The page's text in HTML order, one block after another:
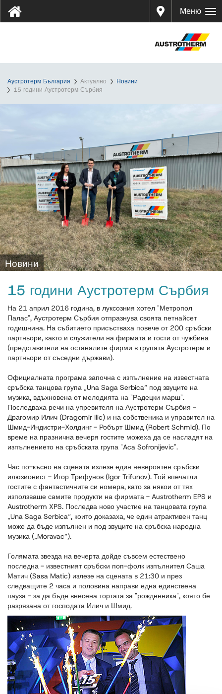
Дистр
ибуто
Меню
Аустротерм България Актуално
Новини
15 години Аустротерм Сърбия
Новини
15 години Аустротерм Сърбия
На 21 април 2016 година, в луксозния хотел "Метропол
Палас", Аустротерм Сърбия отпразнува своята петнайсет
годишнина. На събитието присъстваха повече от 200 сръбски
партньори, както и служители на фирмата и гости от чужбина
(представители на останалите фирми в групата Аустротерм и
партньори от съседни държави).
Официалната програма започна с изпълнение на известната
сръбска танцова група „Una Saga Serbica“ под звуците на
музика, вдъхновена от мелодията на "Радецки марш".
Последваха речи на упревителя на Аустротерм Сърбия -
Драгомир Илич (Dragomir Ilic) и на собственика и управител на
Шмид-Индистри-Холдинг - Робърт Шмид (Robert Schmid). По
време на празнична вечеря гостите можеха да се насладят на
изпълнението на сръбската група "Aca Sofronijevic".
Час по-късно на сцената излезе един невероятен сръбски
илюзионист - Игор Трифунов (Igor Trifunov). Той впечатли
гостите с фантастичните си номера, като за някои от тях
използваше самите продукти на фирмата - Austrotherm EPS и
Austrotherm XPS. Последва ново участие на танцовата група
„Una Saga Serbica“, които доказаха, че един атрактивен танц
може да бъде изпълнен и под звуците на сръбска народна
музика („Moravac“).
Голямата звезда на вечерта дойде съвсем естествено
последна - известният сръбски поп-фолк изпълнител Саша
Матич (Sasa Matic) излезе на сцената в 21:30 и през
следващите 2 часа и половина направи една единствена
пауза - за да бъде внесена тортата за "рожденника", която бе
разрязана от господата Илич и Шмид.